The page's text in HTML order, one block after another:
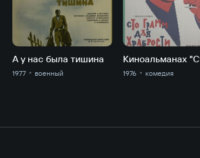
А у нас была тишина
1977 военный 1976 комедия